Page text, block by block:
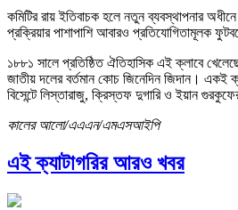
কমিটির রায় ইতিবাচক হলে নতুন ব্যবস্থাপনার
প্রক্রিয়ার পাশাপাশি আবারও প্রতিযোগিতামূলক
১৮৮১ সালে প্রতিষ্ঠিত ঐতিহাসিক এই ক্লাবে
জাতীয় দলের বর্তমান কোচ জিনেদিন জিদান। একই
বিসেন্টে লিস্তারাজু, ক্রিস্তফ দুগারি ও ইয়ান
কালের আলো/এএএন/এমএসআইপি
এই ক্যাটাগরির আরও খবর